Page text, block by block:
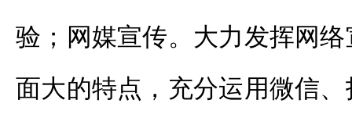
验；网媒宣传。大力发挥网
面大的特点，充分运用微信